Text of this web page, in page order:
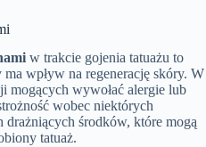
w trakcie gojenia tatuażu to
wpływ na regenerację skóry. W
mogących wywołać alergie lub
wobec niektórych
środków, które mogą
tatuaż.